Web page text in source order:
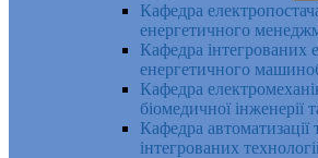
Кафедра
енергетичного
Кафедра інтегрованих
енергетичного
Кафедра
біомедичної інженерії
Кафедра
інтегрованих